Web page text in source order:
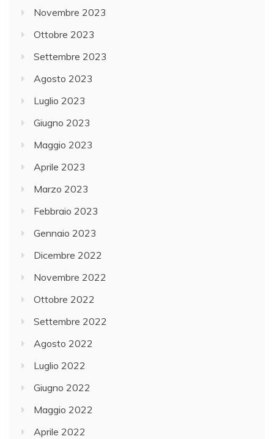
Novembre 2023
Ottobre 2023
Settembre 2023
Agosto 2023
Luglio 2023
Giugno 2023
Maggio 2023
Aprile 2023
Marzo 2023
Febbraio 2023
Gennaio 2023
Dicembre 2022
Novembre 2022
Ottobre 2022
Settembre 2022
Agosto 2022
Luglio 2022
Giugno 2022
Maggio 2022
Aprile 2022